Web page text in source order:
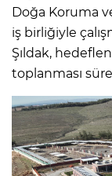
Doğa Koruma
iş birliğiyle
Şıldak,
toplanması